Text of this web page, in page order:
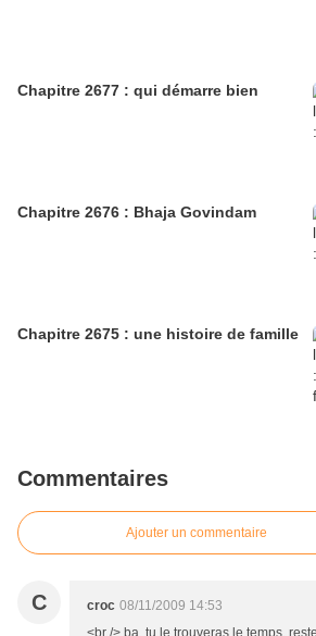
Chapitre 2677 : qui démarre bien
Chapitre 2676 : Bhaja Govindam
Chapitre 2675 : une histoire de famille
Commentaires
Ajouter un commentaire
C croc 08/11/2009 14:53
<br /> ba, tu le trouveras le temps.